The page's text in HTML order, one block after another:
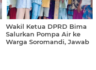
Wakil Ketua DPRD Bima
Salurkan Pompa Air ke
Warga Soromandi, Jawab